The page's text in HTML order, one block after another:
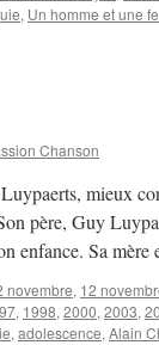
, Un homme et une
Chanson
mieux
père, Guy
enfance. Sa
novembre, 12
, 1998, 2000, 2003,
, adolescence, Alain